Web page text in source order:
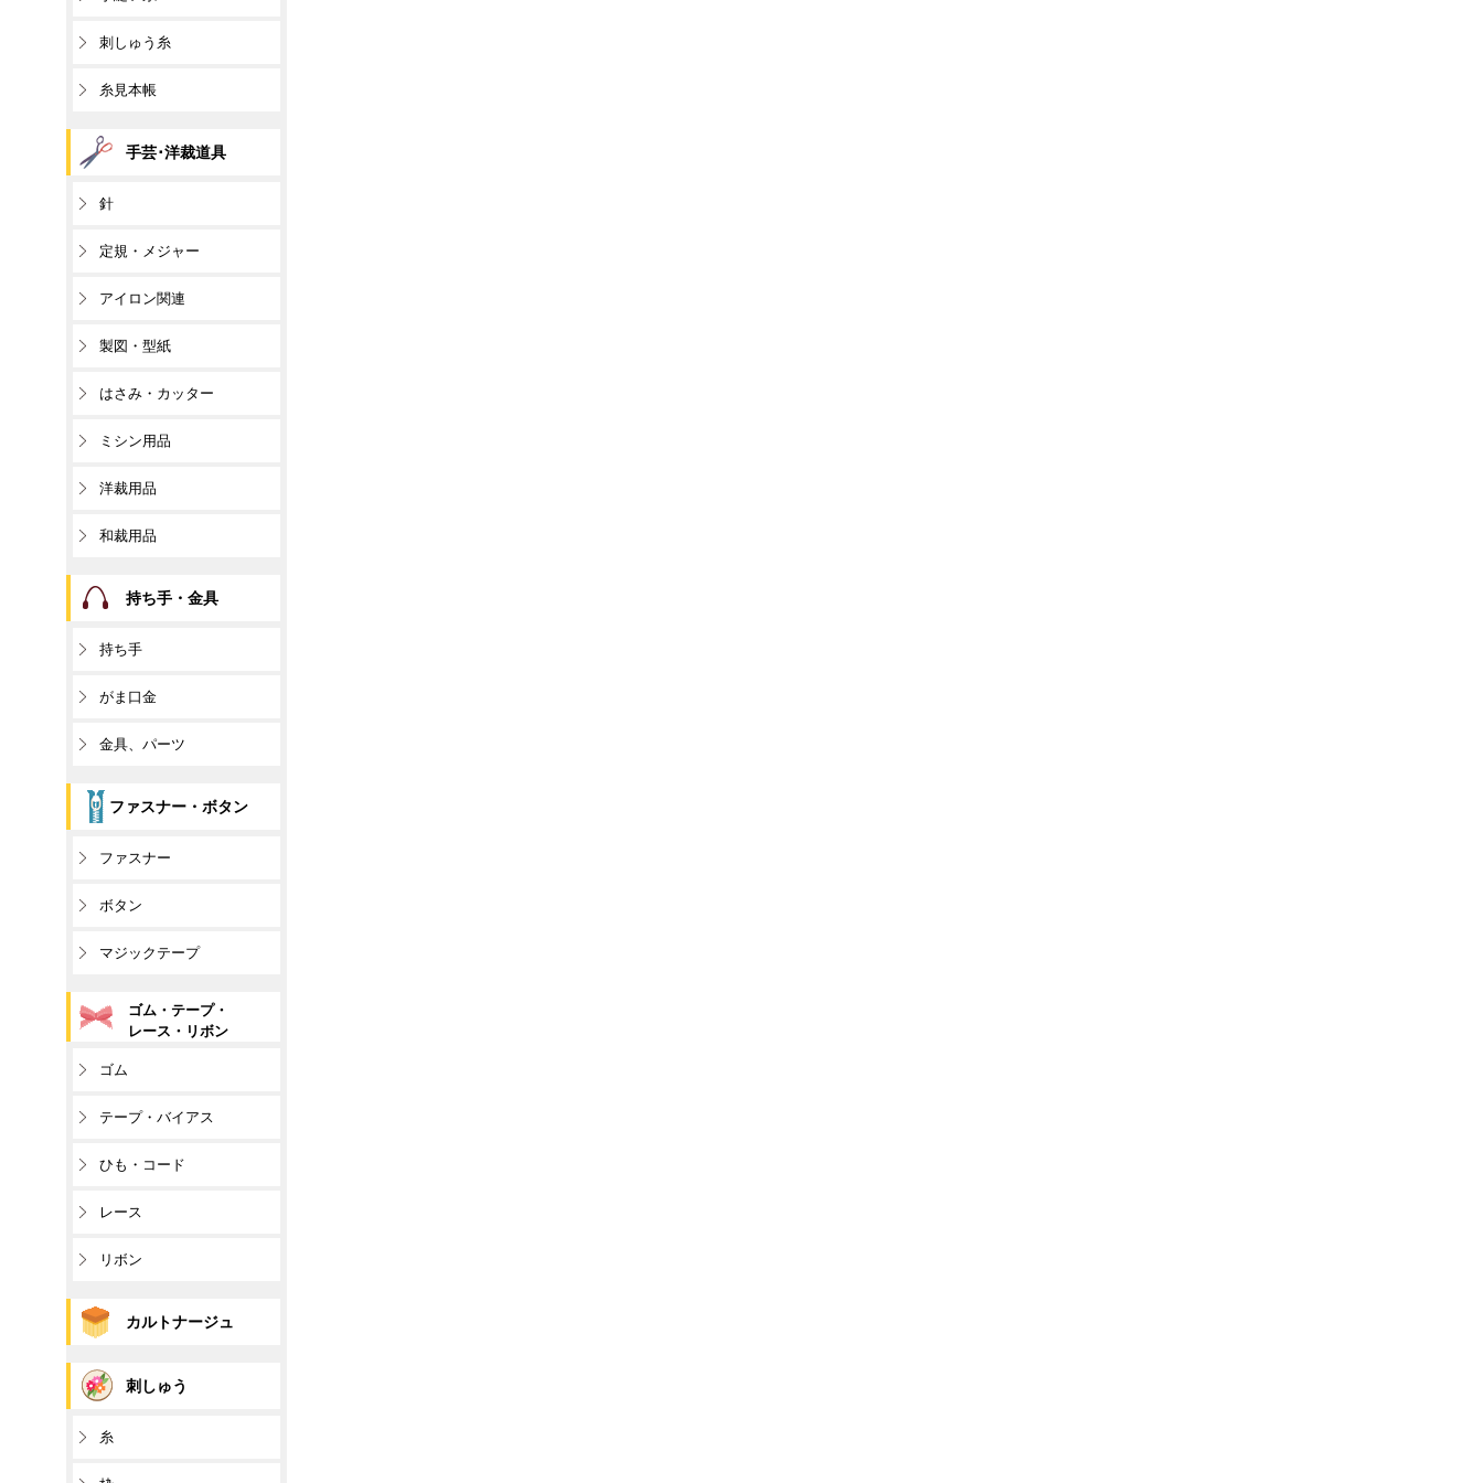
刺しゅう糸
糸見本帳
手芸･洋裁道具
針
定規・メジャー
アイロン関連
製図・型紙
はさみ・カッター
ミシン用品
洋裁用品
和裁用品
持ち手・金具
持ち手
がま口金
金具、パーツ
ファスナー・ボタン
ファスナー
ボタン
マジックテープ
ゴム・テープ・
レース・リボン
ゴム
テープ・バイアス
ひも・コード
レース
リボン
カルトナージュ
刺しゅう
糸